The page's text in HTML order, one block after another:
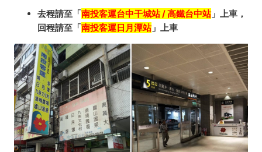
去程請至「南投客運台中干城站 / 高鐵台中站」上車，
回程請至「南投客運日月潭站」上車